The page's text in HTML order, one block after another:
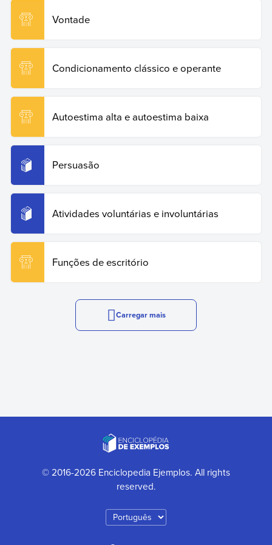
Vontade
Condicionamento clássico e operante
Autoestima alta e autoestima baixa
Persuasão
Atividades voluntárias e involuntárias
Funções de escritório
Carregar mais
© 2016-2026 Enciclopedia Ejemplos. All rights
reserved.